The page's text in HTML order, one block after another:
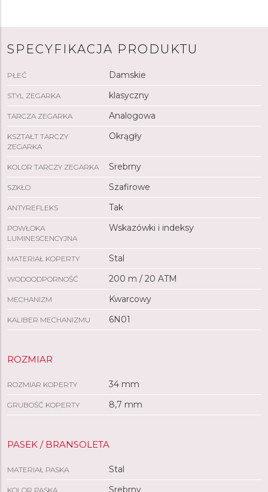
świetle.Zegareknapędzany jest niezawodnym
się dokładnością rzędu ±15 sekund na miesiąc. Dzięki
nurkowania.
SPECYFIKACJA PRODUKTU
PŁEĆ Damskie
STYL ZEGARKA klasyczny
TARCZA ZEGARKA Analogowa
KSZTAŁT TARCZY
ZEGARKA
Okrągły
KOLOR TARCZY ZEGARKA Srebrny
SZKŁO Szafirowe
ANTYREFLEKS Tak
POWŁOKA
LUMINESCENCYJNA
Wskazówki i indeksy
MATERIAŁ KOPERTY Stal
WODOODPORNOŚĆ 200 m / 20 ATM
MECHANIZM Kwarcowy
KALIBER MECHANIZMU 6N01
ROZMIAR
ROZMIAR KOPERTY 34 mm
GRUBOŚĆ KOPERTY 8,7 mm
PASEK / BRANSOLETA
MATERIAŁ PASKA Stal
KOLOR PASKA Srebrny